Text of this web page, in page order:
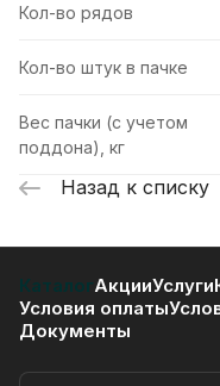
Кол-во рядов
Кол-во штук в пачке
Вес пачки (с учетом
поддона), кг
Назад к списку
КаталогАкцииУслуги
Условия оплаты
Документы